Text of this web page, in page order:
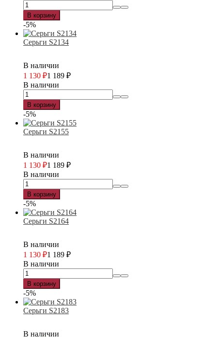
В корзину
-5%
Серьги S2134
В наличии
1 130 ₽1 189 ₽
В наличии
В корзину
-5%
Серьги S2155
В наличии
1 130 ₽1 189 ₽
В наличии
В корзину
-5%
Серьги S2164
В наличии
1 130 ₽1 189 ₽
В наличии
В корзину
-5%
Серьги S2183
В наличии